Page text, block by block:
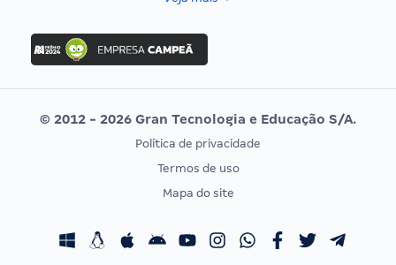
Concurso Ibama
Concurso MPU
Editais publicados
Vunesp
CONCURSOS POR PROFISSÃO
Concursos Fiscais
EXAME DE ORDEM
Calendário OAB
© 2012 - 2026 Gran Tecnologia e Educação S/A.
Política de privacidade
Termos de uso
Mapa do site